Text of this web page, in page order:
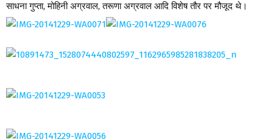
साधना गुप्ता, मोहिनी अग्रवाल, तरूणा अग्रवाल आदि विशेष तौर पर मौजूद थे।